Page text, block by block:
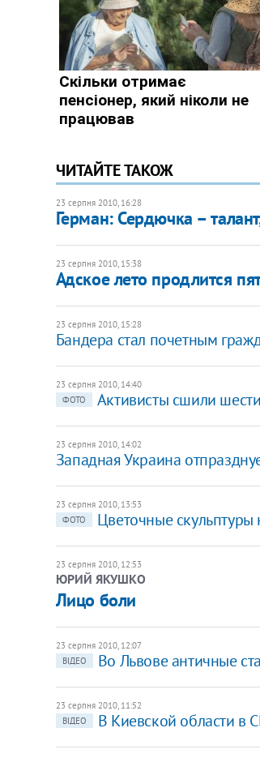
ЧИТАЙТЕ ТАКОЖ
23 серпня 2010, 16:28
Герман: Сердючка –
23 серпня 2010, 15:38
Адское лето продлится
23 серпня 2010, 15:28
Бандера стал почетным
23 серпня 2010, 14:40
ФОТО
Активисты сшили
23 серпня 2010, 14:02
Западная Украина
23 серпня 2010, 13:53
ФОТО
Цветочные
23 серпня 2010, 12:53
ЮРИЙ ЯКУШКО
Лицо боли
23 серпня 2010, 12:07
ВІДЕО
Во Львове античные
23 серпня 2010, 11:52
ВІДЕО
В Киевской области в